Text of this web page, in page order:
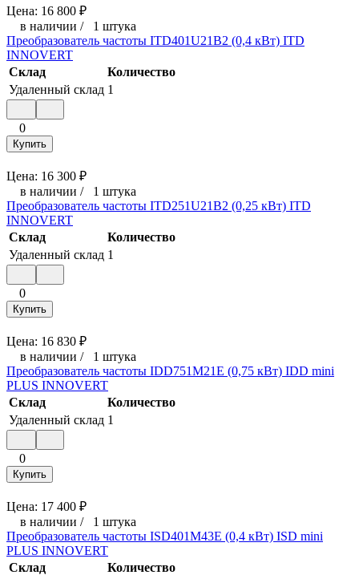
Цена: 16 800 ₽
в наличии / 1 штука
Преобразователь частоты ITD401U21B2 (0,4 кВт) ITD
INNOVERT
Склад
Количество
Удаленный склад 1
0
Купить
Цена: 16 300 ₽
в наличии / 1 штука
Преобразователь частоты ITD251U21B2 (0,25 кВт) ITD
INNOVERT
Склад
Количество
Удаленный склад 1
0
Купить
Цена: 16 830 ₽
в наличии / 1 штука
Преобразователь частоты IDD751M21E (0,75 кВт) IDD mini
PLUS INNOVERT
Склад
Количество
Удаленный склад 1
0
Купить
Цена: 17 400 ₽
в наличии / 1 штука
Преобразователь частоты ISD401M43E (0,4 кВт) ISD mini
PLUS INNOVERT
Склад
Количество